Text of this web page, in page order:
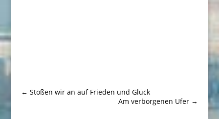
← Stoßen wir an auf Frieden und Glück
Am verborgenen Ufer →